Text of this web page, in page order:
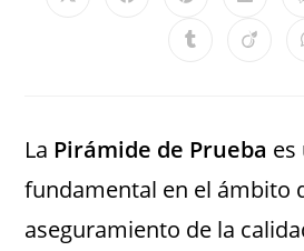
La Pirámide de Prueba es
fundamental en el ámbito
aseguramiento de la